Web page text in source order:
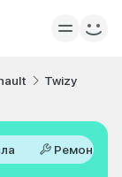
Twizy
Ремонт